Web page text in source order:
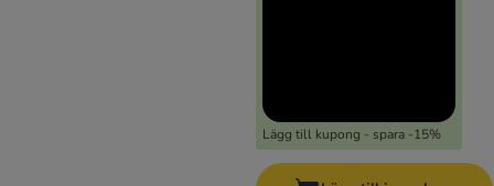
Lägg till kupong - spara -15%